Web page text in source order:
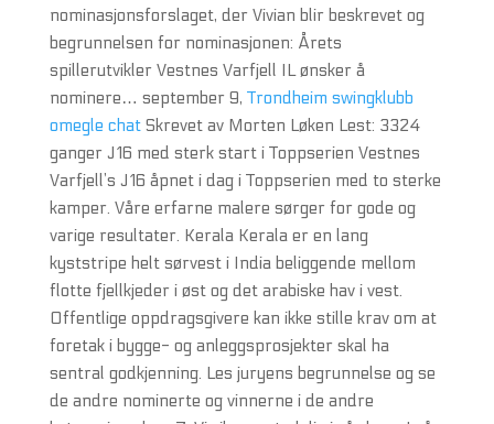
nominasjonsforslaget, der Vivian blir beskrevet og
begrunnelsen for nominasjonen: Årets
spillerutvikler Vestnes Varfjell IL ønsker å
nominere… september 9, Trondheim swingklubb
omegle chatSkrevet av Morten Løken Lest: 3324
ganger J16 med sterk start i Toppserien Vestnes
Varfjell’s J16 åpnet i dag i Toppserien med to sterke
kamper. Våre erfarne malere sørger for gode og
varige resultater. Kerala Kerala er en lang
kyststripe helt sørvest i India beliggende mellom
flotte fjellkjeder i øst og det arabiske hav i vest.
Offentlige oppdragsgivere kan ikke stille krav om at
foretak i bygge- og anleggsprosjekter skal ha
sentral godkjenning. Les juryens begrunnelse og se
de andre nominerte og vinnerne i de andre